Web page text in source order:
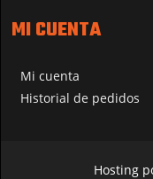
MI CUENTA
Mi cuenta
Historial de pedidos
Hosting